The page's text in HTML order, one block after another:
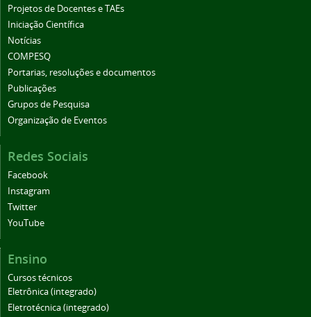
Projetos de Docentes e TAEs
Iniciação Científica
Notícias
COMPESQ
Portarias, resoluções e documentos
Publicações
Grupos de Pesquisa
Organização de Eventos
Redes Sociais
Facebook
Instagram
Twitter
YouTube
Ensino
Cursos técnicos
Eletrônica (integrado)
Eletrotécnica (integrado)